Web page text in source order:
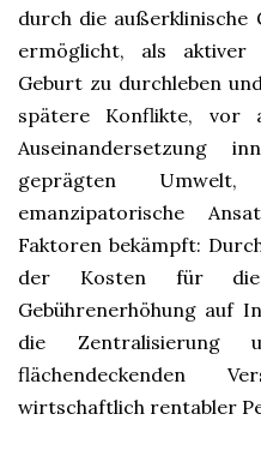
durch die außerklinische
ermöglicht, als aktiver
Geburt zu durchleben
spätere Konflikte, vor
Auseinandersetzung
geprägten
emanzipatorische
Faktoren bekämpft:
der Kosten für die
Gebührenerhöhung auf
die
flächendeckenden
wirtschaftlich rentabler